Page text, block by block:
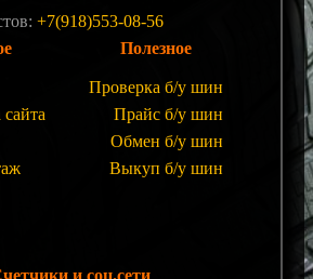
+7(918)553-08-56
Полезное
Проверка б/у шин
Прайс б/у шин
Обмен б/у шин
Выкуп б/у шин